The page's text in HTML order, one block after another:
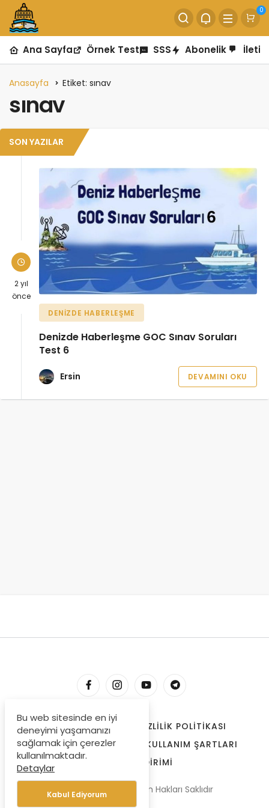
0
Ana Sayfa Örnek Test SSS Abonelik
Anasayfa Etiket: sınav
sınav
SON YAZILAR
2 yıl
önce
DENIZDE HABERLEŞME
Denizde Haberleşme GOC Sınav Soruları
Test 6
Ersin DEVAMINI OKU
HESABIM İLETIŞIM
GIZLILIK POLITIKASI
ÇEREZLER
BIZE ULAŞIN
KULLANIM ŞARTLARI
ÖDEME BILDIRIMI
© Copyright 2022, Tüm Hakları Saklıdır
Bu web sitesinde en iyi
deneyimi yaşamanızı
sağlamak için çerezler
kullanılmaktadır.
Detaylar
Kabul Ediyorum